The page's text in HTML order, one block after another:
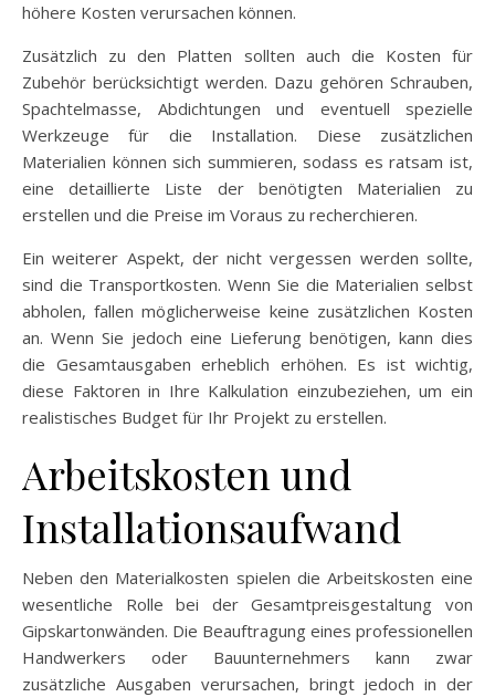
höhere Kosten verursachen können.
Zusätzlich zu den Platten sollten auch die Kosten für
Zubehör berücksichtigt werden. Dazu gehören Schrauben,
Spachtelmasse, Abdichtungen und eventuell spezielle
Werkzeuge für die Installation. Diese zusätzlichen
Materialien können sich summieren, sodass es ratsam ist,
eine detaillierte Liste der benötigten Materialien zu
erstellen und die Preise im Voraus zu recherchieren.
Ein weiterer Aspekt, der nicht vergessen werden sollte,
sind die Transportkosten. Wenn Sie die Materialien selbst
abholen, fallen möglicherweise keine zusätzlichen Kosten
an. Wenn Sie jedoch eine Lieferung benötigen, kann dies
die Gesamtausgaben erheblich erhöhen. Es ist wichtig,
diese Faktoren in Ihre Kalkulation einzubeziehen, um ein
realistisches Budget für Ihr Projekt zu erstellen.
Arbeitskosten und
Installationsaufwand
Neben den Materialkosten spielen die Arbeitskosten eine
wesentliche Rolle bei der Gesamtpreisgestaltung von
Gipskartonwänden. Die Beauftragung eines professionellen
Handwerkers oder Bauunternehmers kann zwar
zusätzliche Ausgaben verursachen, bringt jedoch in der